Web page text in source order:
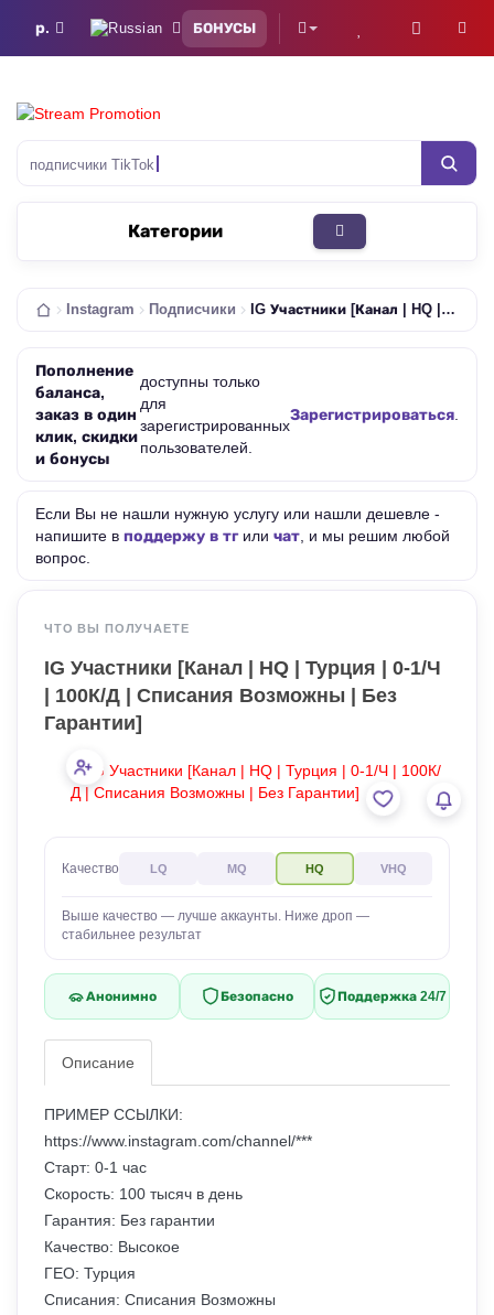
р. БОНУСЫ
подписчики TikTok
Категории
Instagram Подписчики IG Участники [Канал | HQ | Турция | 0-1/Ч | 100К/Д | Списания Возможны | Без Гарантии]
Пополнение
баланса,
заказ в один
клик, скидки
и бонусы
доступны только
для
зарегистрированных
пользователей.
Зарегистрироваться
Если Вы не нашли нужную услугу или нашли дешевле -
напишите в поддержу в тгили чат , и мы решим любой
вопрос.
ЧТО ВЫ ПОЛУЧАЕТЕ
IG Участники [Канал | HQ | Турция | 0-1/Ч
| 100К/Д | Списания Возможны | Без
Гарантии]
Качество LQ MQ HQ VHQ
Выше качество — лучше аккаунты. Ниже дроп —
стабильнее результат
Анонимно Безопасно Поддержка 24/7
Описание
ПРИМЕР ССЫЛКИ:
https://www.instagram.com/channel/***
Старт: 0-1 час
Скорость: 100 тысяч в день
Гарантия: Без гарантии
Качество: Высокое
ГЕО: Турция
Списания: Списания Возможны